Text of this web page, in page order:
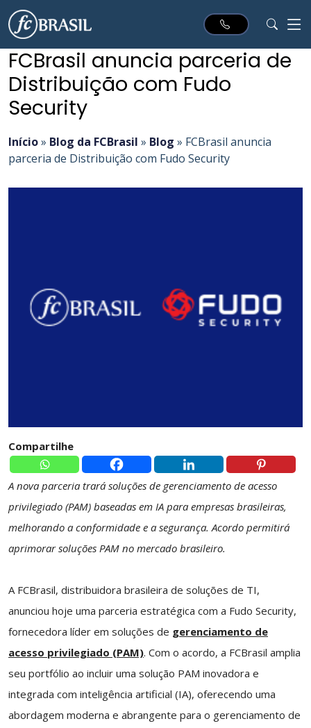
FCBrasil anuncia parceria de
Distribuição com Fudo
Security
Início» Blog da FCBrasil » Blog » FCBrasil anuncia
parceria de Distribuição com Fudo Security
Compartilhe
A nova parceria trará soluções de gerenciamento de acesso
privilegiado (PAM) baseadas em IA para empresas brasileiras,
melhorando a conformidade e a segurança. Acordo permitirá
aprimorar soluções PAM no mercado brasileiro.
A FCBrasil, distribuidora brasileira de soluções de TI,
anunciou hoje uma parceria estratégica com a Fudo Security,
fornecedora líder em soluções de gerenciamento de
acesso privilegiado (PAM). Com o acordo, a FCBrasil amplia
seu portfólio ao incluir uma solução PAM inovadora e
integrada com inteligência artificial (IA), oferecendo uma
abordagem moderna e abrangente para o gerenciamento de